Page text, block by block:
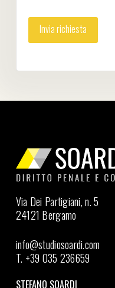
Via Dei Partigiani, n. 5
24121 Bergamo
info@studiosoardi.com
T. +39 035 236659
STEFANO SOARDI